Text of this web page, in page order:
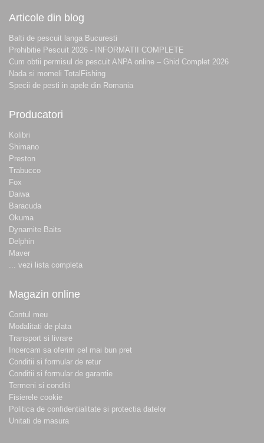
Articole din blog
Balti de pescuit langa Bucuresti
Prohibitie Pescuit 2026 - INFORMATII COMPLETE
Cum obtii permisul de pescuit ANPA online – Ghid Complet 2026
Nada si momeli TotalFishing
Specii de pesti in apele din Romania
Producatori
Kolibri
Shimano
Preston
Trabucco
Fox
Daiwa
Baracuda
Okuma
Dynamite Baits
Delphin
Maver
... vezi lista completa
Magazin online
Contul meu
Modalitati de plata
Transport si livrare
Incercam sa oferim cel mai bun pret
Conditii si formular de retur
Conditii si formular de garantie
Termeni si conditii
Fisierele cookie
Politica de confidentialitate si protectia datelor
Unitati de masura